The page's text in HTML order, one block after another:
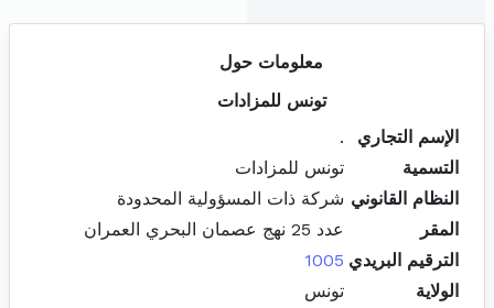
معلومات حول
تونس للمزادات
الإسم التجاري
.
التسمية
تونس للمزادات
النظام القانوني شركة ذات المسؤولية المحدودة
المقر
عدد 25 نهج عصمان البحري العمران
الترقيم البريدي 1005
الولاية
تونس